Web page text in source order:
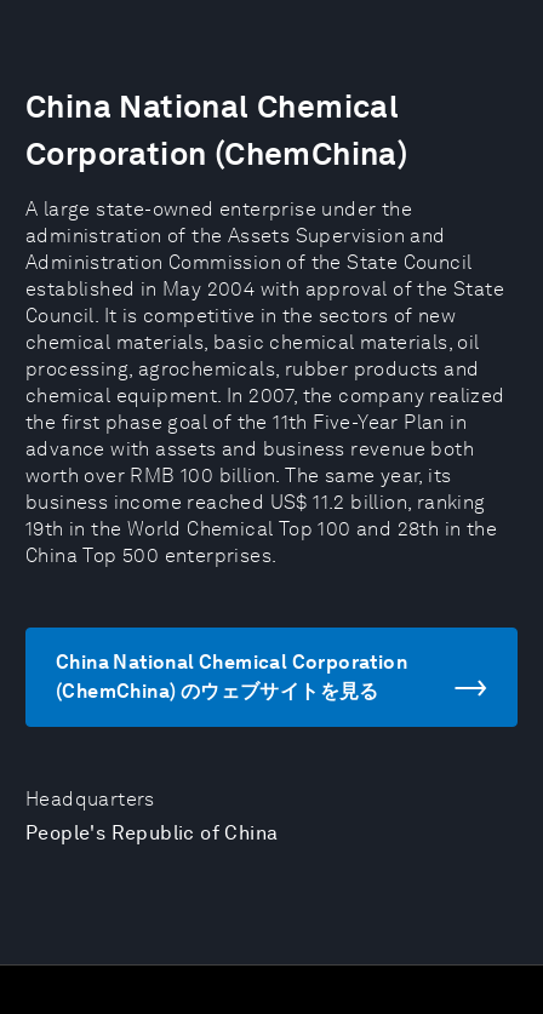
Headquarters
People's Republic of China
China National Chemical
Corporation (ChemChina)
A large state-owned enterprise under the
administration of the Assets Supervision and
Administration Commission of the State Council
established in May 2004 with approval of the State
Council. It is competitive in the sectors of new
chemical materials, basic chemical materials, oil
processing, agrochemicals, rubber products and
chemical equipment. In 2007, the company realized
the first phase goal of the 11th Five-Year Plan in
advance with assets and business revenue both
worth over RMB 100 billion. The same year, its
business income reached US$ 11.2 billion, ranking
19th in the World Chemical Top 100 and 28th in the
China Top 500 enterprises.
China National Chemical Corporation
(ChemChina) のウェブサイトを見る